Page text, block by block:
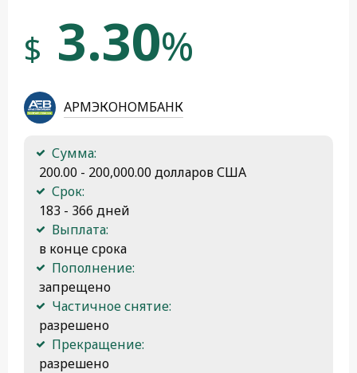
$ 3.30%
АРМЭКОНОМБАНК
Сумма:
200.00 - 200,000.00 долларов США
Срок:
183 - 366 дней
Выплата:
в конце срока
Пополнение:
запрещено
Частичное снятие:
разрешено
Прекращение:
разрешено